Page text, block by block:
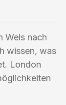
Wels nach
wissen, was
London